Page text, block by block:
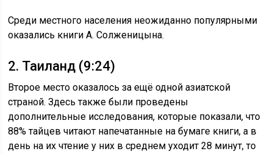
Среди местного населения неожиданно популярными
оказались книги А. Солженицына.
2. Таиланд (9:24)
Второе место оказалось за ещё одной азиатской
страной. Здесь также были проведены
дополнительные исследования, которые показали, что
88% тайцев читают напечатанные на бумаге книги, а в
день на их чтение у них в среднем уходит 28 минут, то